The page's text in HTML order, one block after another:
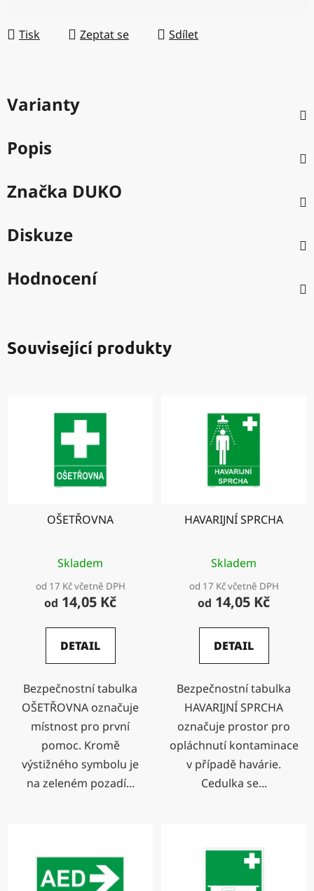
Tisk
Zeptat se Sdílet
Varianty
Popis
Značka DUKO
Diskuze
Hodnocení
Související produkty
OŠETŘOVNA
Skladem
od 17 Kč včetně DPH
od 14,05 Kč
DETAIL
Bezpečnostní tabulka
OŠETŘOVNA označuje
místnost pro první
pomoc. Kromě
výstižného symbolu je
na zeleném pozadí...
HAVARIJNÍ SPRCHA
Skladem
od 17 Kč včetně DPH
od 14,05 Kč
DETAIL
Bezpečnostní tabulka
HAVARIJNÍ SPRCHA
označuje prostor pro
opláchnutí kontaminace
v případě havárie.
Cedulka se...